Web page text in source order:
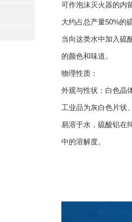
可作泡沫灭火器的内
大约占总产量50%的
当向这类水中加入硫
的颜色和味道。
物理性质：
外观与性状：白色晶
工业品为灰白色片状
易溶于水，硫酸铝在
中的溶解度。